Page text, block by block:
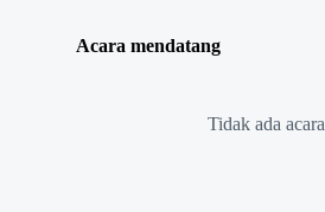
Acara mendatang
Tidak ada acara